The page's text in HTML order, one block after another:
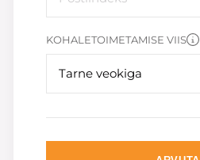
KOHALETOIMETAMISE VIIS
Tarne veokiga